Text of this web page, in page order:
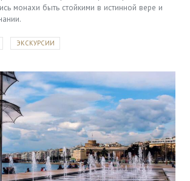
монахи быть стойкими в истинной вере и
ЭКСКУРСИИ